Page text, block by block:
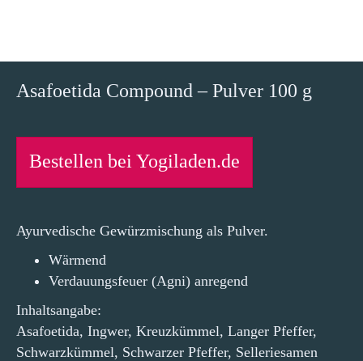
Asafoetida Compound – Pulver 100 g
Bestellen bei Yogiladen.de
Ayurvedische Gewürzmischung als Pulver.
Wärmend
Verdauungsfeuer (Agni) anregend
Inhaltsangabe:
Asafoetida, Ingwer, Kreuzkümmel, Langer Pfeffer,
Schwarzkümmel, Schwarzer Pfeffer, Selleriesamen